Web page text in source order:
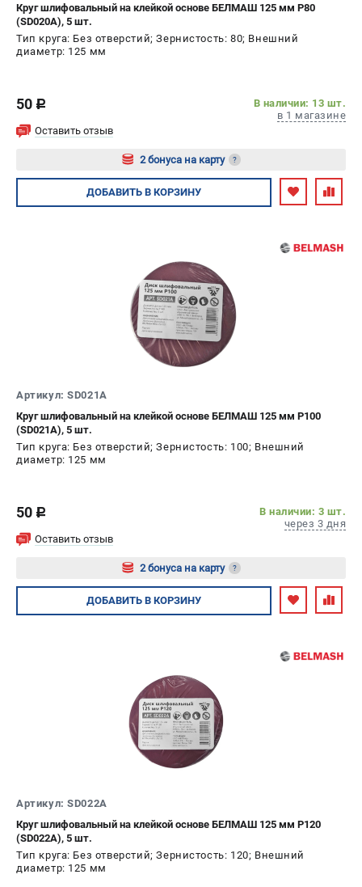
Круг шлифовальный на клейкой основе БЕЛМАШ 125 мм P80
(SD020A), 5 шт.
Тип круга: Без отверстий; Зернистость: 80; Внешний
диаметр: 125 мм
50 c
В наличии: 13 шт.
в 1 магазине
Оставить отзыв
2 бонуса на карту ?
Авторизуйтесь
ДОБАВИТЬ В КОРЗИНУ
Артикул: SD021A
Круг шлифовальный на клейкой основе БЕЛМАШ 125 мм P100
(SD021A), 5 шт.
Тип круга: Без отверстий; Зернистость: 100; Внешний
диаметр: 125 мм
50 c
В наличии: 3 шт.
через 3 дня
Оставить отзыв
2 бонуса на карту ?
Авторизуйтесь
ДОБАВИТЬ В КОРЗИНУ
Артикул: SD022A
Круг шлифовальный на клейкой основе БЕЛМАШ 125 мм P120
(SD022A), 5 шт.
Тип круга: Без отверстий; Зернистость: 120; Внешний
диаметр: 125 мм